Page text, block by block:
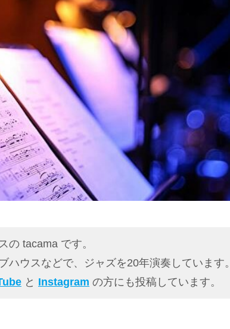
の tacama です。
ハウスなどで、ジャズを20年演奏しています。
と Instagram の方にも投稿しています。